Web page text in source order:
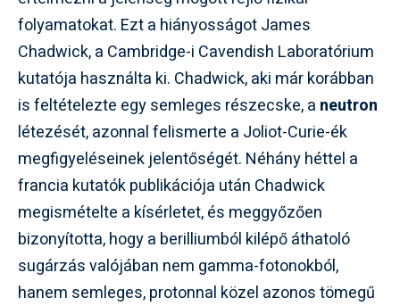
folyamatokat. Ezt a hiányosságot James
Chadwick, a Cambridge-i Cavendish Laboratórium
kutatója használta ki. Chadwick, aki már korábban
is feltételezte egy semleges részecske, a neutron
létezését, azonnal felismerte a Joliot-Curie-ék
megfigyeléseinek jelentőségét. Néhány héttel a
francia kutatók publikációja után Chadwick
megismételte a kísérletet, és meggyőzően
bizonyította, hogy a berilliumból kilépő áthatoló
sugárzás valójában nem gamma-fotonokból,
hanem semleges, protonnal közel azonos tömegű